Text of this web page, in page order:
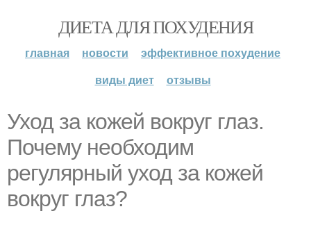
ДИЕТА ДЛЯ ПОХУДЕНИЯ
главная новости
эффективное похудение
виды диет
отзывы
Уход за кожей вокруг глаз.
Почему необходим
регулярный уход за кожей
вокруг глаз?